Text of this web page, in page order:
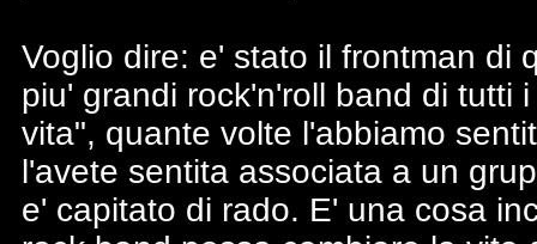
Voglio dire: e' stato il frontman di
piu' grandi rock'n'roll band di tutti
vita", quante volte l'abbiamo
l'avete sentita associata a un
e' capitato di rado. E' una cosa